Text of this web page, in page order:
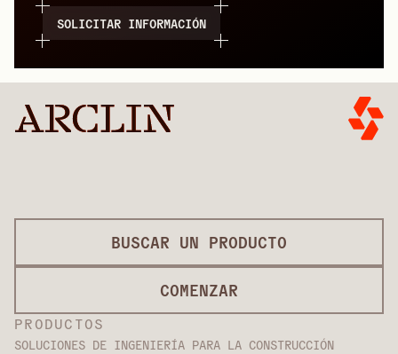
SOLICITAR INFORMACIÓN
PRODUCTOS
SOLUCIONES DE INGENIERÍA PARA LA CONSTRUCCIÓN
BUSCAR UN PRODUCTO
COMENZAR